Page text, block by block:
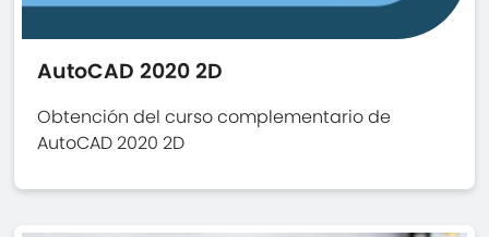
AutoCAD 2020 2D
Obtención del curso complementario de
AutoCAD 2020 2D